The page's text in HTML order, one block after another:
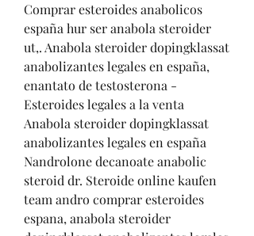
Comprar esteroides anabolicos
españa hur ser anabola steroider
ut,. Anabola steroider dopingklassat
anabolizantes legales en españa,
enantato de testosterona -
Esteroides legales a la venta
Anabola steroider dopingklassat
anabolizantes legales en españa
Nandrolone decanoate anabolic
steroid dr. Steroide online kaufen
team andro comprar esteroides
espana, anabola steroider